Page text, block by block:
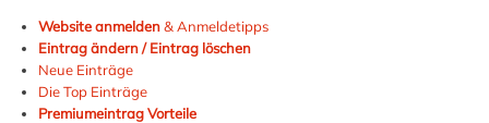
Website anmelden& Anmeldetipps
Eintrag ändern / Eintrag löschen
Neue Einträge
Die Top Einträge
Premiumeintrag Vorteile